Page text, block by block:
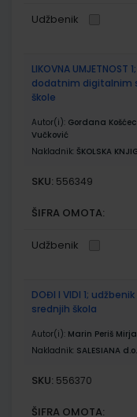
Udžbenik
LIKOVNA
dodatnim digitalnim
škole
Autor(i): Gordana
Vučković
Nakladnik: ŠKOLSKA
SKU: 556349
ŠIFRA OMOTA:
Udžbenik
DOĐI I VIDI 1;
srednjih škola
Autor(i): Marin Periš
Nakladnik: SALESIANA
SKU: 556370
ŠIFRA OMOTA: